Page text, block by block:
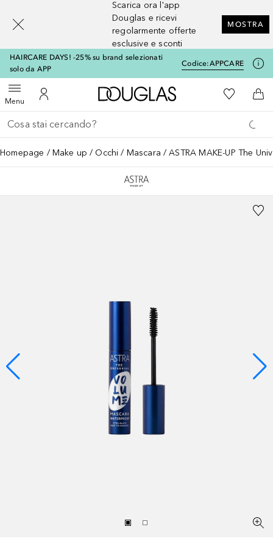
Scarica ora l'app
Douglas e ricevi
regolarmente offerte
esclusive e sconti
MOSTRA
HAIRCARE DAYS! -25% su brand selezionati
solo da APP
Codice:APPCARE
MenuApri menuAl Mio Account
A Douglas HomeAlla Mia
Al
Torna indietro
Esegui ricerca
Homepage Make up Occhi Mascara ASTRA MAKE-UP The
[navigation.slideout.screenreader]